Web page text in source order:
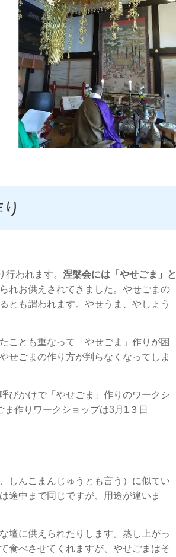
われます。 涅槃会には「やせごま」と
れお供えされてきました。やせごまの
とも謂われます。やせうま、やしょう
ことも重なって「やせごま」作りが困
せごまの作り方が判らなくなってしま
びかけで「やせごま」作りのワークシ
作りワークショップは3月1３日
しんこまんじゅうとも言う）に似てい
途中まで同じですが、用途が違いま
壇に供えられたりします。蒸し上がっ
食べさせてくれますが、やせごまはそ